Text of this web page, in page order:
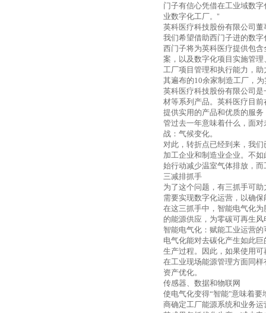
门子有信心凭借在工业域数
业数字化工厂。"
英科医疗科技股份有限公司
我们希望借助西门子进的数
西门子将为英科医疗提供包
案，以及数字化项目实施管
工厂项目管理和执行能力，
其遍布的10余家制造工厂，
英科医疗科技股份有限公司
材等系列产品。英科医疗目前
提供实用的产品和优质的服
管过去一年意味着什么，面
战：气候变化。
对此，转折点已经到来，我
加工企业和制造业企业。不
始行动减少温室气体排放，
三减排抓手
为了这个问题，有三抓手可
需要实现数字化运营，以确
在这三抓手中，智能电气化
的能源供应，为零碳可再生
智能电气化：赋能工业运营的
电气化能对去碳化产生如此
生产过程。因此，如果使用
在工业现场能源管理方面同
资产优化。
传感器、数据和物联网
使电气化变得“智能"意味着
商确定工厂能源系统和业务